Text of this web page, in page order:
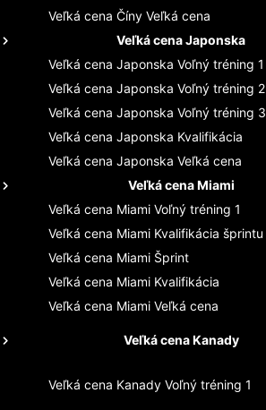
Veľká cena Číny Veľká cena
Veľká cena Japonska
Veľká cena Japonska Voľný tréning 1
Veľká cena Japonska Voľný tréning 2
Veľká cena Japonska Voľný tréning 3
Veľká cena Japonska Kvalifikácia
Veľká cena Japonska Veľká cena
Veľká cena Miami
Veľká cena Miami Voľný tréning 1
Veľká cena Miami Kvalifikácia šprintu
Veľká cena Miami Šprint
Veľká cena Miami Kvalifikácia
Veľká cena Miami Veľká cena
Veľká cena Kanady
Veľká cena Kanady Voľný tréning 1